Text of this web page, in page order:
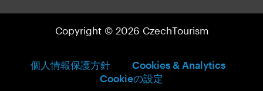
Copyright © 2026 CzechTourism
個人情報保護方針
Cookies & Analytics
Cookieの設定